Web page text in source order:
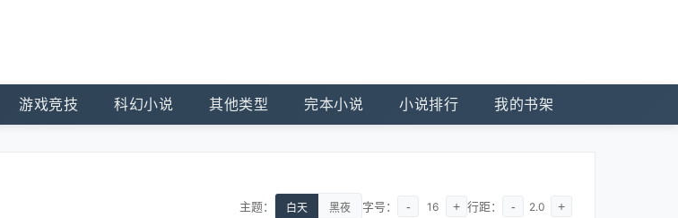
游戏竞技 科幻小说 其他类型 完本小说 小说排行 我的书架
主题： 白天 黑夜 字号： - 16 + 行距： - 2.0 +